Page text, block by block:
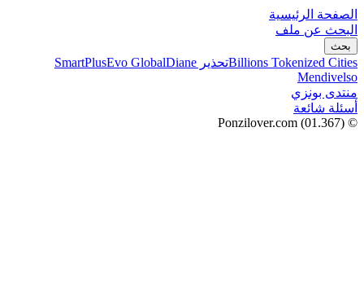
الصفحة الرئيسية
البحث عن ملف
بحث
Billions Tokenized Citiesتحذير SmartPlus Evo GlobalDiane
Mendivelso
منتدى بونزي
أسئلة شائعة
© Ponzilover.com
(01.367)